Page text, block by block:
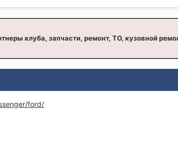
клуба, запчасти, ремонт, ТО, кузовной
ford/